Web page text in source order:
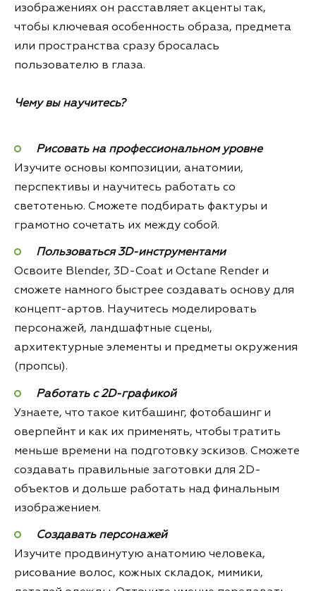
изображениях он расставляет акценты так,
чтобы ключевая особенность образа, предмета
или пространства сразу бросалась
пользователю в глаза.
Чему вы научитесь?
Рисовать на профессиональном уровне
Изучите основы композиции, анатомии,
перспективы и научитесь работать со
светотенью. Сможете подбирать фактуры и
грамотно сочетать их между собой.
Пользоваться 3D-инструментами
Освоите Blender, 3D-Coat и Octane Render и
сможете намного быстрее создавать основу для
концепт-артов. Научитесь моделировать
персонажей, ландшафтные сцены,
архитектурные элементы и предметы окружения
(пропсы).
Работать с 2D-графикой
Узнаете, что такое китбашинг, фотобашинг и
оверпейнт и как их применять, чтобы тратить
меньше времени на подготовку эскизов. Сможете
создавать правильные заготовки для 2D-
объектов и дольше работать над финальным
изображением.
Создавать персонажей
Изучите продвинутую анатомию человека,
рисование волос, кожных складок, мимики,